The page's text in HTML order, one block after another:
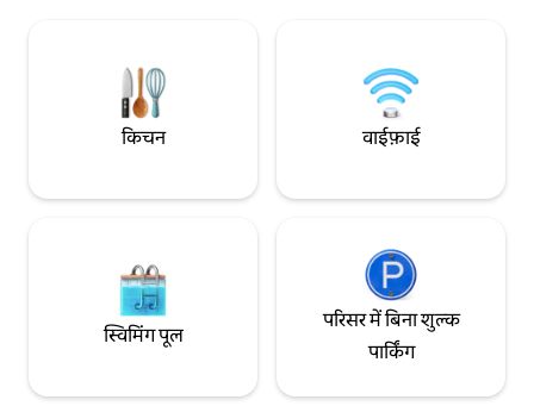
किचन वाईफ़ाई
स्विमिंग पूल
परिसर में बिना शुल्क
पार्किंग